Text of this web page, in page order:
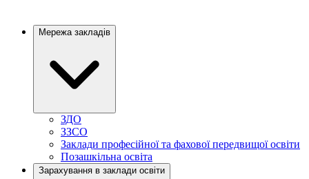
Мережа закладів
ЗДО
ЗЗСО
Заклади професійної та фахової передвищої освіти
Позашкільна освіта
Зарахування в заклади освіти